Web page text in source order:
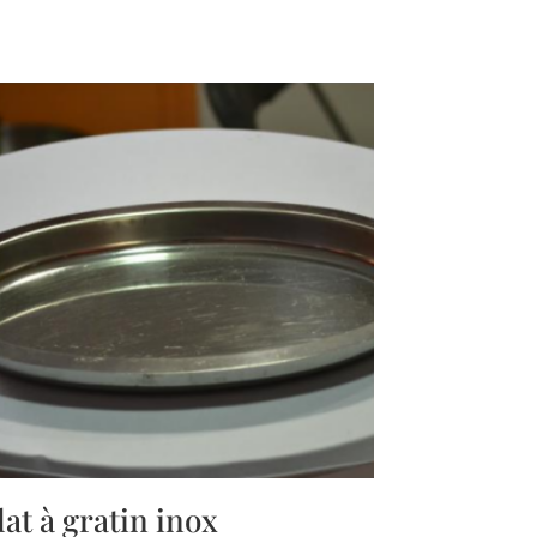
à gratin inox